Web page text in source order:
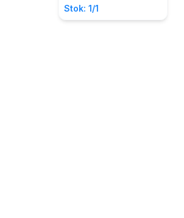
S.H., M.H.; Yeni
Yahdiani,.S.Sos.,MM.
Stok: 1/1